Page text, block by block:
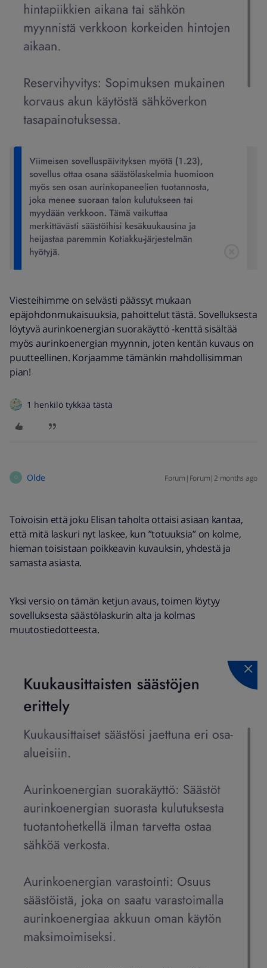
Viesteihimme on selvästi päässyt mukaan
epäjohdonmukaisuuksia, pahoittelut tästä. Sovelluksesta
löytyvä aurinkoenergian suorakäyttö -kenttä sisältää
myös aurinkoenergian myynnin, joten kentän kuvaus on
puutteellinen. Korjaamme tämänkin mahdollisimman
pian!
1 henkilö tykkää tästä
O Olde Forum|Forum|2 months ago
Toivoisin että joku Elisan taholta ottaisi asiaan kantaa,
että mitä laskuri nyt laskee, kun ”totuuksia” on kolme,
hieman toisistaan poikkeavin kuvauksin, yhdestä ja
samasta asiasta.
Yksi versio on tämän ketjun avaus, toimen löytyy
sovelluksesta säästölaskurin alta ja kolmas
muutostiedotteesta.